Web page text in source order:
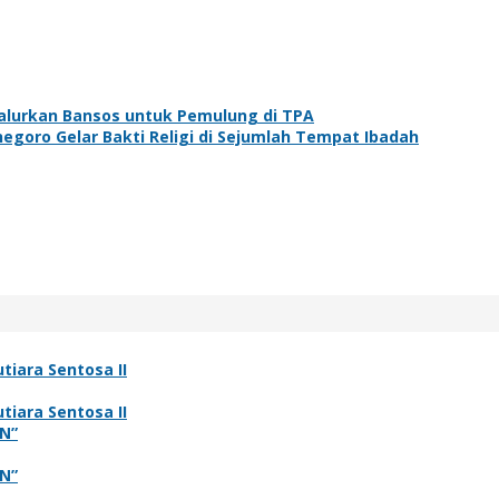
Bansos untuk Pemulung di TPA
Gelar Bakti Religi di Sejumlah Tempat Ibadah
Sentosa II
Sentosa II